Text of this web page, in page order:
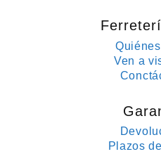
Ven a
Plazos